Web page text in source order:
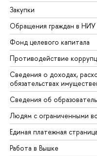
Закупки
Обращения граждан в
Фонд целевого капитала
Противодействие
Сведения о доходах,
обязательствах
Сведения об
Людям с ограниченными
Единая платежная страница
Работа в Вышке